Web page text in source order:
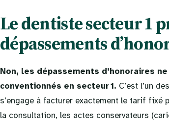
Le dentiste secteur 1
dépassements
Non, les dépassements d’honoraires
conventionnés en secteur 1. C’est l’un
s’engage à facturer exactement le tarif fixé
la consultation, les actes conservateurs